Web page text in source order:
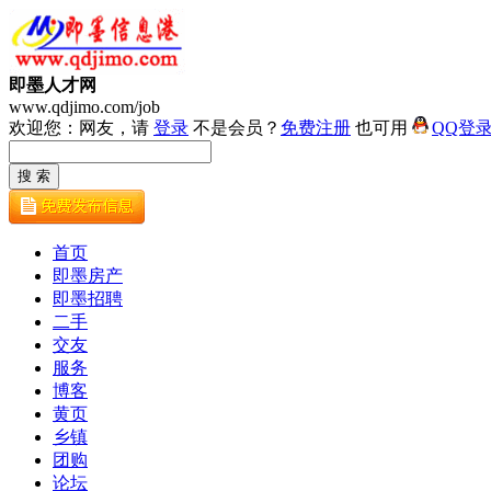
即墨人才网
www.qdjimo.com/job
欢迎您：网友，请 登录 不是会员？ 免费注册 也可用 QQ登
首页
即墨房产
即墨招聘
二手
交友
服务
博客
黄页
乡镇
团购
论坛